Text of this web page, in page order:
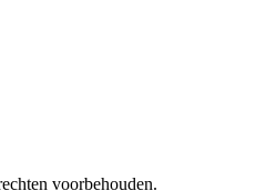
voorbehouden.